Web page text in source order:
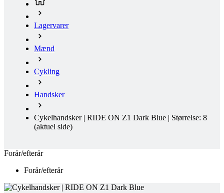
Mænd
Cykling
Handsker
Cykelhandsker | RIDE ON Z1 Dark Blue | Størrelse: 8
(aktuel side)
Forår/efterår
Forår/efterår